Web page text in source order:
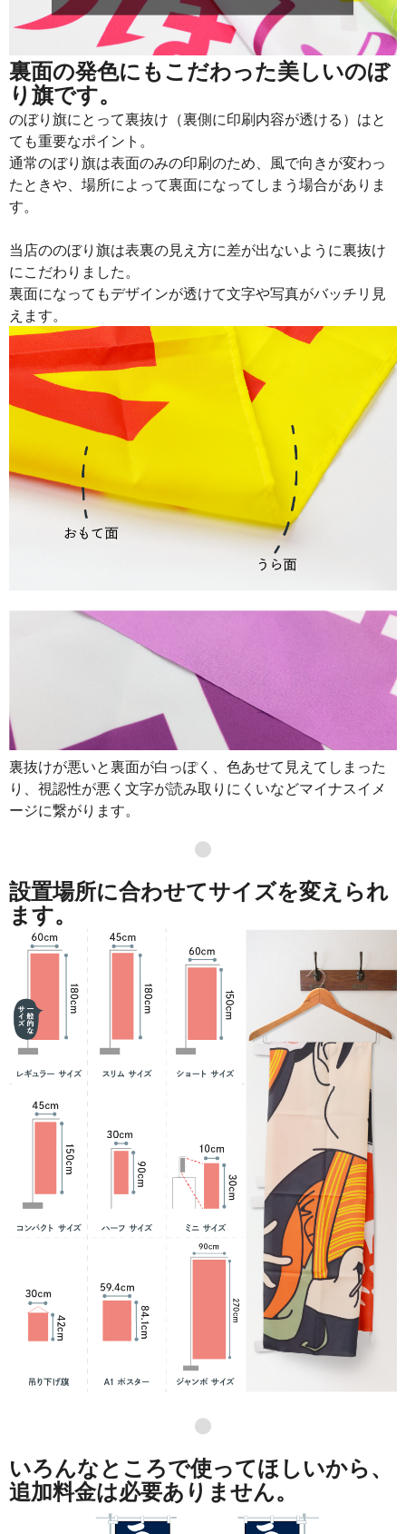
裏面の発色にもこだわった美しいのぼ
り旗です。
のぼり旗にとって裏抜け（裏側に印刷内容が透ける）はと
ても重要なポイント。
通常のぼり旗は表面のみの印刷のため、風で向きが変わっ
たときや、場所によって裏面になってしまう場合がありま
す。
当店ののぼり旗は表裏の見え方に差が出ないように裏抜け
にこだわりました。
裏面になってもデザインが透けて文字や写真がバッチリ見
えます。
裏抜けが悪いと裏面が白っぽく、色あせて見えてしまった
り、視認性が悪く文字が読み取りにくいなどマイナスイメ
ージに繋がります。
●
設置場所に合わせてサイズを変えられ
ます。
●
いろんなところで使ってほしいから、
追加料金は必要ありません。